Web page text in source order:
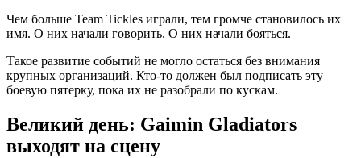
Чем больше Team Tickles играли, тем громче становилось их
имя. О них начали говорить. О них начали бояться.
Такое развитие событий не могло остаться без внимания
крупных организаций. Кто-то должен был подписать эту
боевую пятерку, пока их не разобрали по кускам.
Великий день: Gaimin Gladiators
выходят на сцену